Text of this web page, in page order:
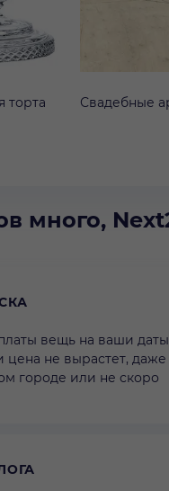
торта Свадебные
много,
вещь на ваши даты
цена не вырастет,
городе или не скоро